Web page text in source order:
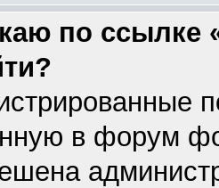
по ссылке
в форум